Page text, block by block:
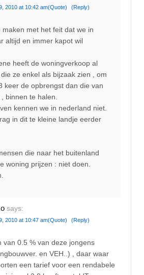
2010 at 10:42 am(Quote) (Reply)
maken met het feit dat we in
altijd en immer kapot wil
heeft de woningverkoop al
ze enkel als bijzaak zien , om
keer de opbrengst dan die van
binnen te halen.
kennen we in nederland niet.
in dit te kleine landje eerder
die naar het buitenland
woning prijzen : niet doen.
says:
2010 at 10:47 am(Quote) (Reply)
van 0.5 % van deze jongens
en VEH..) , daar waar
een tarief voor een rendabele